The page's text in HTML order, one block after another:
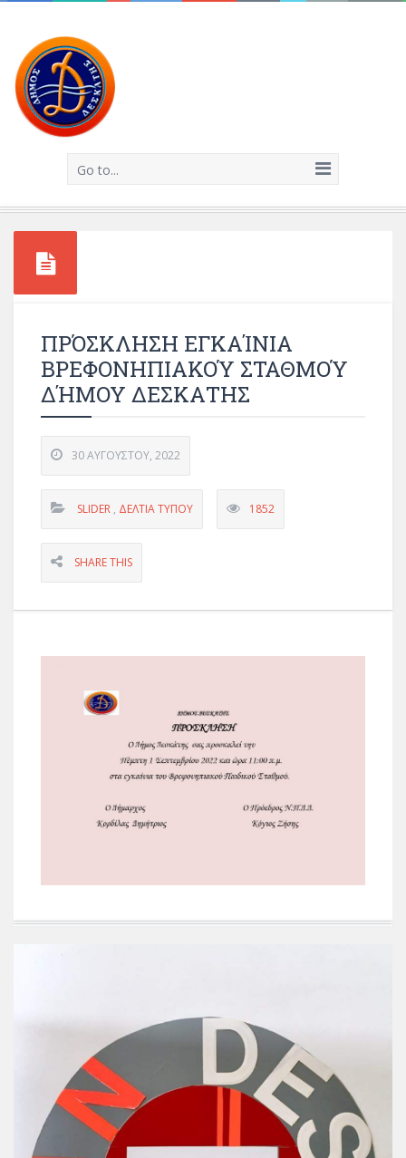
Go to...
ΠΡΌΣΚΛΗΣΗ ΕΓΚΑΊΝΙΑ
ΒΡΕΦΟΝΗΠΙΑΚΟΎ ΣΤΑΘΜΟΎ
ΔΉΜΟΥ ΔΕΣΚΑΤΗΣ
30 ΑΥΓΟΎΣΤΟΥ, 2022
SLIDER , ΔΕΛΤΊΑ ΤΎΠΟΥ 1852
SHARE THIS